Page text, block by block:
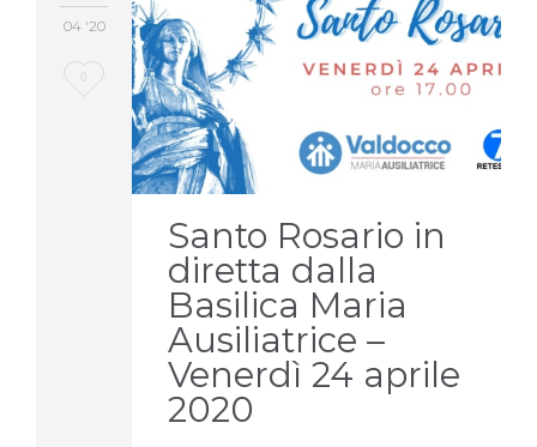
04 '20
Love
0
Santo Rosario in
diretta dalla
Basilica Maria
Ausiliatrice –
Venerdì 24 aprile
2020